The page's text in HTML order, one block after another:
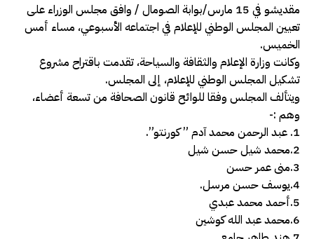
مقديشو في 15 مارس/بوابة الصومال / وافق مجلس الوزراء على
تعيين المجلس الوطني للإعلام في اجتماعه الأسبوعي، مساء أمس
الخميس.
وكانت وزارة الإعلام والثقافة والسياحة، تقدمت باقتراح مشروع
تشكيل المجلس الوطني للإعلام، إلى المجلس.
ويتألف المجلس وفقا للوائح قانون الصحافة من تسعة أعضاء،
وهم :-
1. عبد الرحمن محمد آدم ” كورنتو”.
2.محمد شيل حسن شيل
3.منى عمر حسن
4.يوسف حسن مرسل.
5.أحمد محمد عبدي
6.محمد عبد الله كوشين